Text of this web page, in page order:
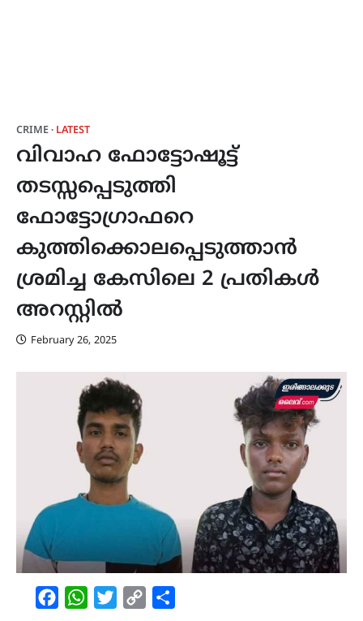
CRIME LATEST
വിവാഹ ഫോട്ടോഷൂട്ട്
തടസ്സപ്പെടുത്തി
ഫോട്ടോഗ്രാഫറെ
കുത്തിക്കൊലപ്പെടുത്താൻ
ശ്രമിച്ച കേസിലെ 2 പ്രതികൾ
അറസ്റ്റിൽ
February 26, 2025
FacebookWhatsAppTwitterCopy